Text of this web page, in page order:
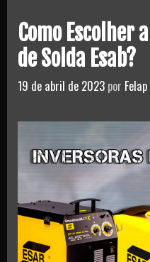
Como Escolher
de Solda Esab?
19 de abril de 2023 por Felap